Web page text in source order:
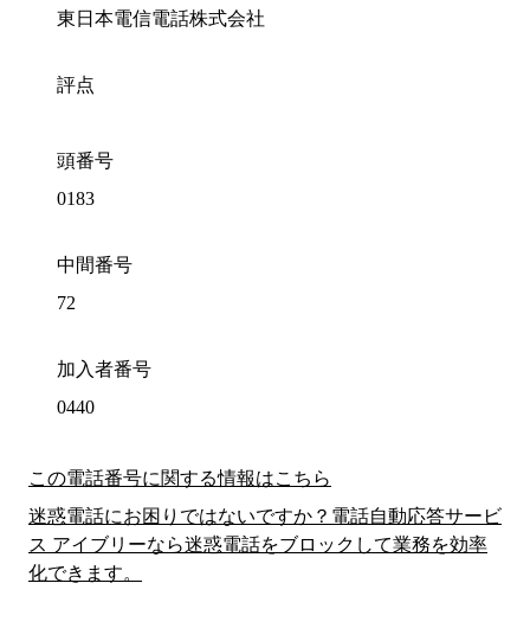
東日本電信電話株式会社
評点
頭番号
0183
中間番号
72
加入者番号
0440
この電話番号に関する情報はこちら
迷惑電話にお困りではないですか？電話自動応答サービ
ス アイブリーなら迷惑電話をブロックして業務を効率
化できます。